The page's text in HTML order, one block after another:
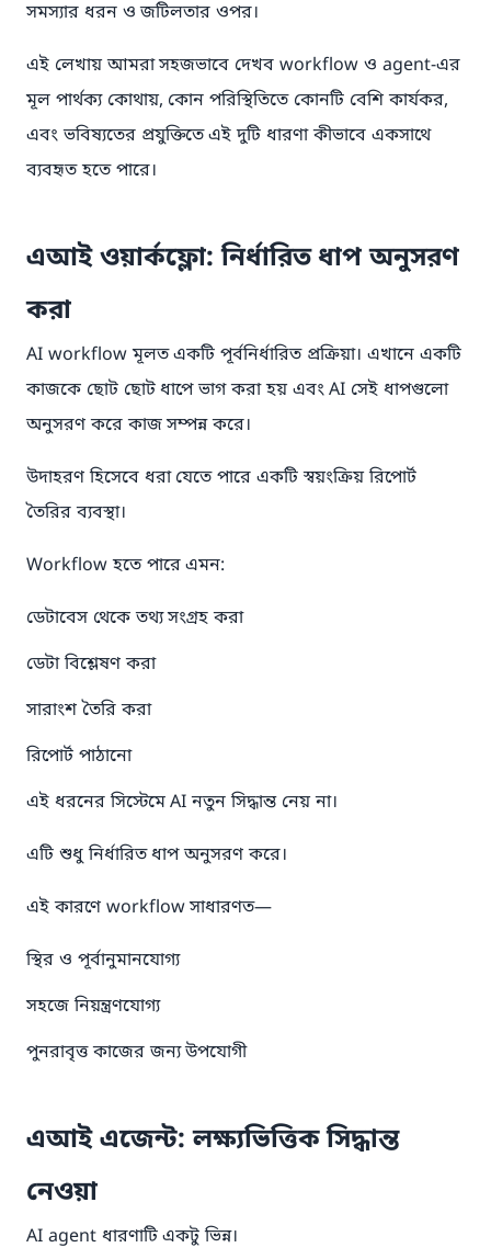
সমস্যার ধরন ও জটিলতার ওপর।
এই লেখায় আমরা সহজভাবে দেখব workflow ও agent-এর
মূল পার্থক্য কোথায়, কোন পরিস্থিতিতে কোনটি বেশি কার্যকর,
এবং ভবিষ্যতের প্রযুক্তিতে এই দুটি ধারণা কীভাবে একসাথে
ব্যবহৃত হতে পারে।
এআই ওয়ার্কফ্লো: নির্ধারিত ধাপ অনুসরণ
করা
AI workflow মূলত একটি পূর্বনির্ধারিত প্রক্রিয়া। এখানে একটি
কাজকে ছোট ছোট ধাপে ভাগ করা হয় এবং AI সেই ধাপগুলো
অনুসরণ করে কাজ সম্পন্ন করে।
উদাহরণ হিসেবে ধরা যেতে পারে একটি স্বয়ংক্রিয় রিপোর্ট
তৈরির ব্যবস্থা।
Workflow হতে পারে এমন:
ডেটাবেস থেকে তথ্য সংগ্রহ করা
ডেটা বিশ্লেষণ করা
সারাংশ তৈরি করা
রিপোর্ট পাঠানো
এই ধরনের সিস্টেমে AI নতুন সিদ্ধান্ত নেয় না।
এটি শুধু নির্ধারিত ধাপ অনুসরণ করে।
এই কারণে workflow সাধারণত—
স্থির ও পূর্বানুমানযোগ্য
সহজে নিয়ন্ত্রণযোগ্য
পুনরাবৃত্ত কাজের জন্য উপযোগী
এআই এজেন্ট: লক্ষ্যভিত্তিক সিদ্ধান্ত
নেওয়া
AI agent ধারণাটি একটু ভিন্ন।